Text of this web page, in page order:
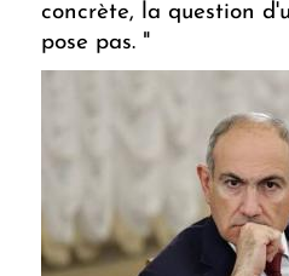
concrète, la question
pose pas. "